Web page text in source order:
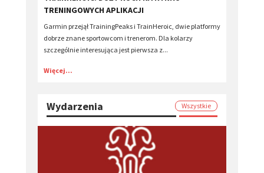
TRENINGOWYCH APLIKACJI
Garmin przejął TrainingPeaks i TrainHeroic, dwie platformy
dobrze znane sportowcom i trenerom. Dla kolarzy
szczególnie interesująca jest pierwsza z...
Więcej...
Wydarzenia Wszystkie